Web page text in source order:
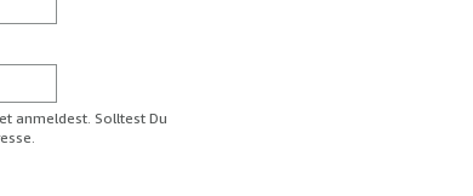
anmeldest. Solltest Du